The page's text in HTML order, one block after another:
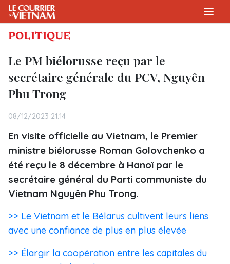
POLITIQUE
Le PM biélorusse reçu par le
secrétaire générale du PCV, Nguyên
Phu Trong
08/12/2023 21:14
En visite officielle au Vietnam, le Premier
ministre biélorusse Roman Golovchenko a
été reçu le 8 décembre à Hanoï par le
secrétaire général du Parti communiste du
Vietnam Nguyên Phu Trong.
>> Le Vietnam et le Bélarus cultivent leurs liens
avec une confiance de plus en plus élevée
>> Élargir la coopération entre les capitales du